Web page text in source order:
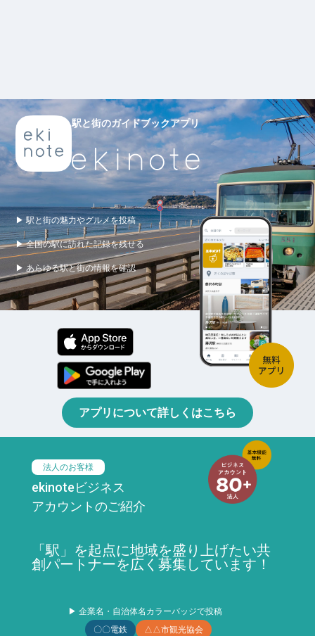
駅と街のガイドブックアプリ
▶ 駅と街の魅力やグルメを投稿
▶ 全国の駅に訪れた記録を残せる
▶ あらゆる駅と街の情報を確認
アプリについて詳しくはこちら
法人のお客様
ekinoteビジネス
アカウントのご紹介
「駅」を起点に地域を盛り上げたい共
創パートナーを広く募集しています！
▶ 企業名・自治体名カラーバッジで投稿
〇〇電鉄
△△市観光協会